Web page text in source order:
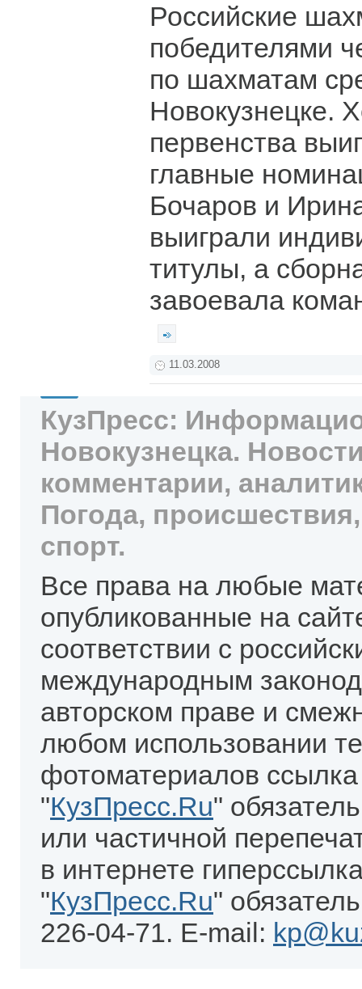
Российские
победителями
по шахматам
Новокузнецке.
первенства
главные
Бочаров и
выиграли
титулы, а
завоевала
11.03.2008
КузПресс:
Новокузнецка.
комментарии,
Погода,
спорт.
Все права на любые
опубликованные на
соответствии с
международным
авторском праве и
любом использовании
фотоматериалов
"КузПресс.Ru"
или частичной
в интернете
"КузПресс.Ru"
226-04-71. E-mail: